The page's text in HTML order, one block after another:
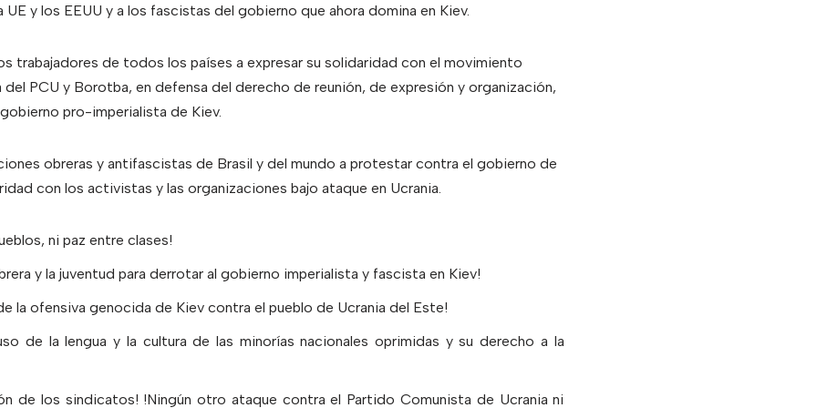
y los EEUU y a los fascistas del gobierno que ahora domina en Kiev.
trabajadores de todos los países a expresar su solidaridad con el movimiento
PCU y Borotba, en defensa del derecho de reunión, de expresión y organización,
pro-imperialista de Kiev.
obreras y antifascistas de Brasil y del mundo a protestar contra el gobierno de
con los activistas y las organizaciones bajo ataque en Ucrania.
ni paz entre clases!
y la juventud para derrotar al gobierno imperialista y fascista en Kiev!
la ofensiva genocida de Kiev contra el pueblo de Ucrania del Este!
de la lengua y la cultura de las minorías nacionales oprimidas y su derecho a la
de los sindicatos! !Ningún otro ataque contra el Partido Comunista de Ucrania ni